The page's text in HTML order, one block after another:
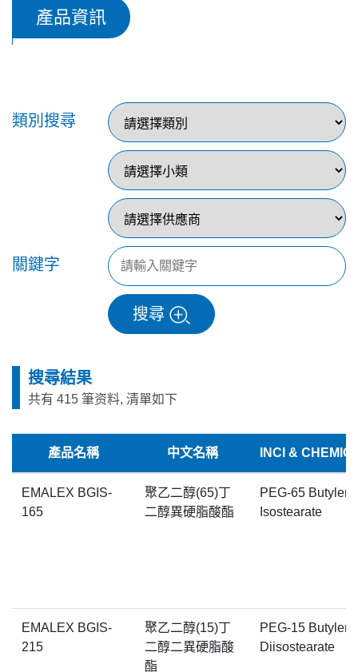
產品資訊
類別搜尋
關鍵字
搜尋
搜尋結果
共有 415 筆资料, 清單如下
產品名稱 中文名稱 INCI &
EMALEX BGIS-
165
聚乙二醇(65)丁
二醇異硬脂酸酯
PEG-65
Isostearate
EMALEX BGIS-
215
聚乙二醇(15)丁
二醇二異硬脂酸
酯
PEG-15
Diisostearate